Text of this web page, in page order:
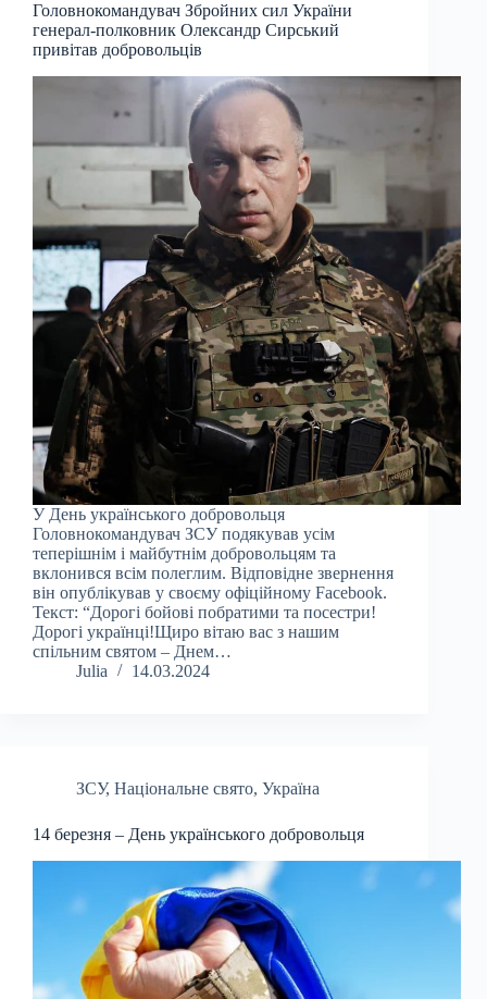
Головнокомандувач Збройних сил України
генерал-полковник Олександр Сирський
привітав добровольців
У День українського добровольця
Головнокомандувач ЗСУ подякував усім
теперішнім і майбутнім добровольцям та
вклонився всім полеглим. Відповідне звернення
він опублікував у своєму офіційному Facebook.
Текст: “Дорогі бойові побратими та посестри!
Дорогі українці!Щиро вітаю вас з нашим
спільним святом – Днем…
Julia
14.03.2024
ЗСУ, Національне свято, Україна
14 березня – День українського добровольця